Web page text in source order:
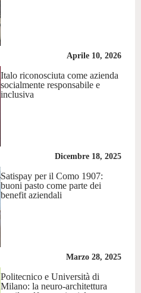
Aprile 10, 2026
Italo riconosciuta come azienda
socialmente responsabile e
inclusiva
Dicembre 18, 2025
Satispay per il Como 1907:
buoni pasto come parte dei
benefit aziendali
Marzo 28, 2025
Politecnico e Università di
Milano: la neuro-architettura